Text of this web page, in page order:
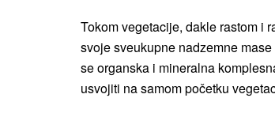
Tokom vegetacije, dakle rastom i
svoje sveukupne nadzemne
se organska i mineralna
usvojiti na samom početku